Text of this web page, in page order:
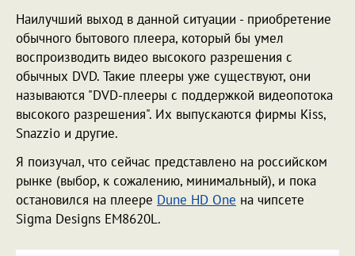
Наилучший выход в данной ситуации - приобретение
обычного бытового плеера, который бы умел
воспроизводить видео высокого разрешения с
обычных DVD. Такие плееры уже существуют, они
называются "DVD-плееры с поддержкой видеопотока
высокого разрешения". Их выпускаются фирмы Kiss,
Snazzio и другие.
Я поизучал, что сейчас представлено на российском
рынке (выбор, к сожалению, минимальный), и пока
остановился на плеере Dune HD One на чипсете
Sigma Designs EM8620L.